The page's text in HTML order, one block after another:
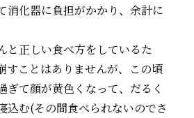
消化器に負担がかかり、余計に
と正しい食べ方をしているた
すことはありませんが、この頃
ぎて顔が黄色くなって、だるく
込む(その間食べられないのでさ